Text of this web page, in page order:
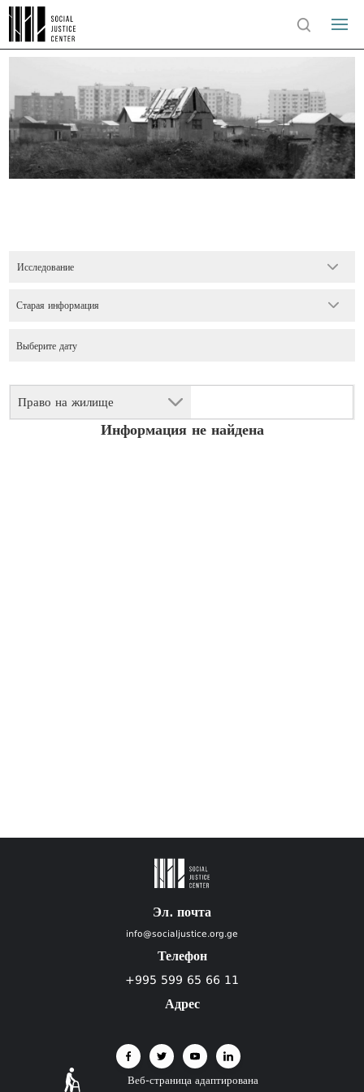
Исследование
Право на жилище
Старая информация
Информация не найдена
Эл. почта
info@socialjustice.org.ge
Телефон
+995 599 65 66 11
Адрес
Веб-страница адаптирована